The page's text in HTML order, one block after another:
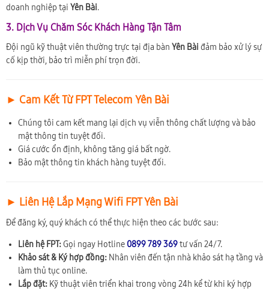
doanh nghiệp tại Yên Bài.
3. Dịch Vụ Chăm Sóc Khách Hàng Tận Tâm
Đội ngũ kỹ thuật viên thường trực tại địa bàn Yên Bài đảm bảo xử lý sự
cố kịp thời, bảo trì miễn phí trọn đời.
► Cam Kết Từ FPT Telecom Yên Bài
Chúng tôi cam kết mang lại dịch vụ viễn thông chất lượng và bảo
mật thông tin tuyệt đối.
Giá cước ổn định, không tăng giá bất ngờ.
Bảo mật thông tin khách hàng tuyệt đối.
► Liên Hệ Lắp Mạng Wifi FPT Yên Bài
Để đăng ký, quý khách có thể thực hiện theo các bước sau:
Liên hệ FPT: Gọi ngay Hotline 0899 789 369tư vấn 24/7.
Khảo sát & Ký hợp đồng: Nhân viên đến tận nhà khảo sát hạ tầng và
làm thủ tục online.
Lắp đặt: Kỹ thuật viên triển khai trong vòng 24h kể từ khi ký hợp